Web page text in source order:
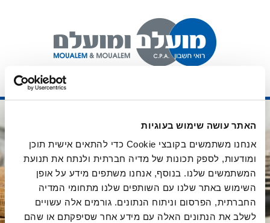
האתר עושה שימוש בעוגיות
אנחנו משתמשים בקובצי Cookie כדי להתאים אישית תוכן
ומודעות, לספק תכונות של מדיה חברתית ולנתח את תנועת
המשתמשים שלנו. בנוסף, אנחנו משתפים מידע על אופן
השימוש באתר שלנו עם השותפים שלנו מתחומי המדיה
החברתית, הפרסום וניתוח הנתונים. גורמים אלה עשויים
לשלב את הנתונים האלה עם מידע אחר שסיפקתם או שהם
תודה
שפנית
אלינו!